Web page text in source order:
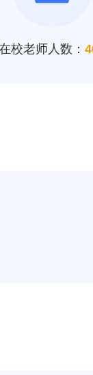
校老师人数：